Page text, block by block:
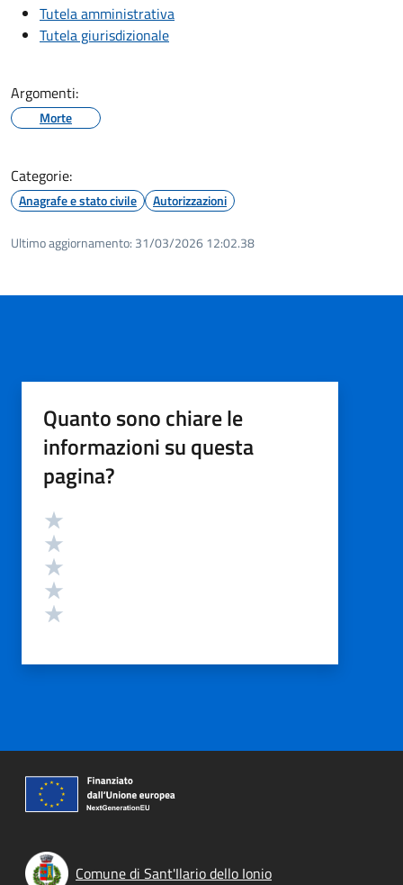
Tutela amministrativa
Tutela giurisdizionale
Argomenti:
Morte
Categorie:
Anagrafe e stato civile Autorizzazioni
Ultimo aggiornamento: 31/03/2026 12:02.38
Quanto sono chiare le
informazioni su questa
pagina?
Valutazione
Comune di Sant'Ilario dello Ionio